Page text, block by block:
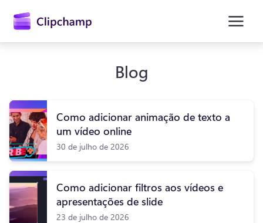
conteúdo
principal
Experimentar gratuitamente
Blog
Como adicionar animação de texto a
um vídeo online
30 de julho de 2026
Como adicionar filtros aos vídeos e
apresentações de slide
23 de julho de 2026